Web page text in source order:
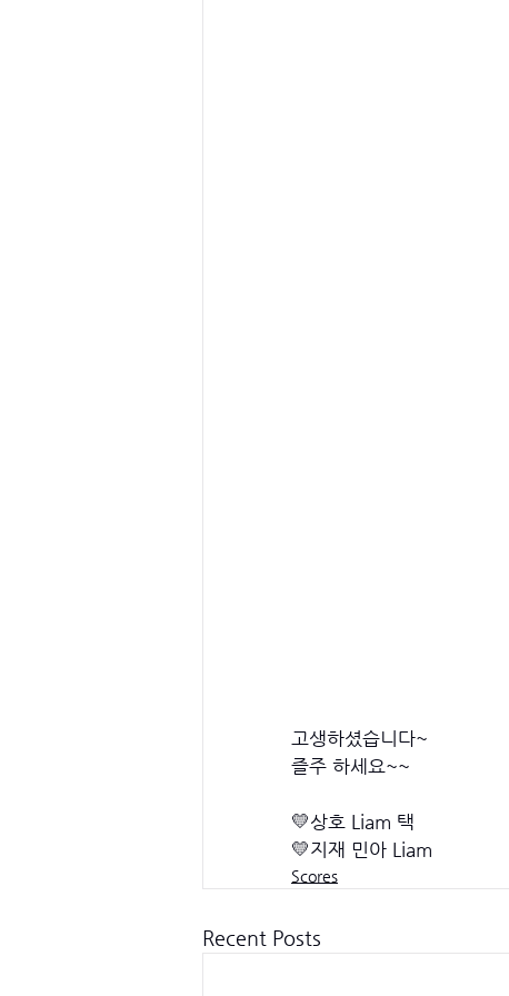
고생하셨습니다~
즐주 하세요~~
💛상호 Liam 택
💛지재 민아 Liam
Scores
Recent Posts